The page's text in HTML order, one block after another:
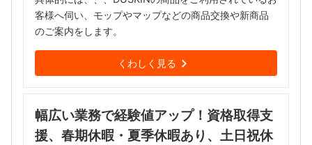
客様へ伺い、モップやマップなどの商品交換や新商品
のご案内をします。
くわしく見る
幅広い業務で経験値アップ！資格取得支
援、春期休暇・夏季休暇あり、土日祝休